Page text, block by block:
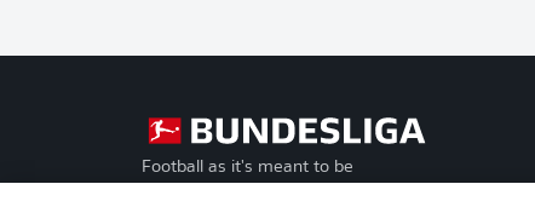
Football as it's meant to be